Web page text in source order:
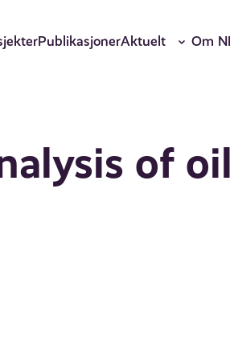
PublikasjonerAktuelt Om
of